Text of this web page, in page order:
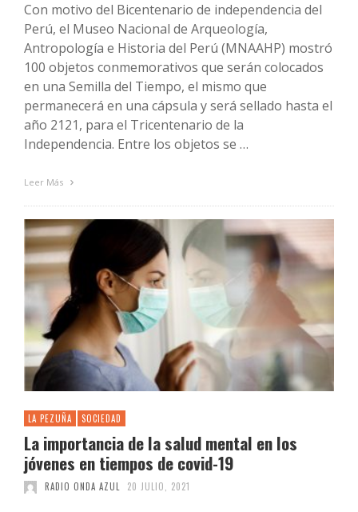
Con motivo del Bicentenario de independencia del
Perú, el Museo Nacional de Arqueología,
Antropología e Historia del Perú (MNAAHP) mostró
100 objetos conmemorativos que serán colocados
en una Semilla del Tiempo, el mismo que
permanecerá en una cápsula y será sellado hasta el
año 2121, para el Tricentenario de la
Independencia. Entre los objetos se …
Leer Más
LA PEZUÑA SOCIEDAD
La importancia de la salud mental en los
jóvenes en tiempos de covid-19
RADIO ONDA AZUL 20 JULIO, 2021